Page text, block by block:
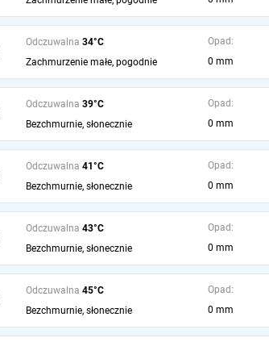
Odczuwalna 34°C
Zachmurzenie małe, pogodnie
Opad:
0 mm
Odczuwalna 39°C
Bezchmurnie, słonecznie
Opad:
0 mm
Odczuwalna 41°C
Bezchmurnie, słonecznie
Opad:
0 mm
Odczuwalna 43°C
Bezchmurnie, słonecznie
Opad:
0 mm
Odczuwalna 45°C
Bezchmurnie, słonecznie
Opad:
0 mm